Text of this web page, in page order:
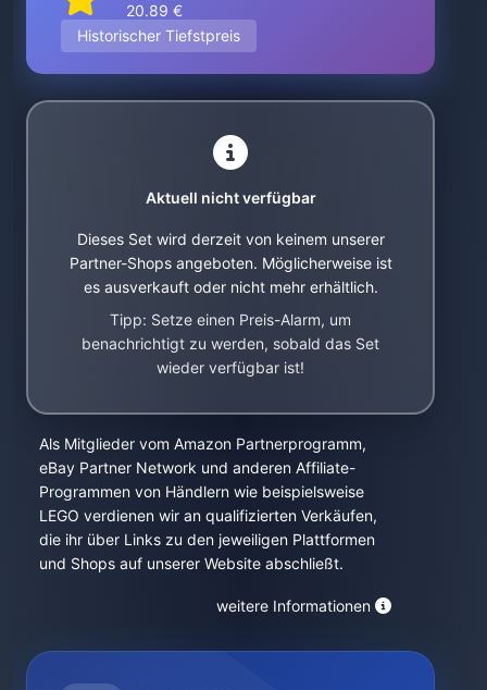
20.89 €
Historischer Tiefstpreis
Aktuell nicht verfügbar
Dieses Set wird derzeit von keinem unserer
Partner-Shops angeboten. Möglicherweise ist
es ausverkauft oder nicht mehr erhältlich.
Tipp: Setze einen Preis-Alarm, um
benachrichtigt zu werden, sobald das Set
wieder verfügbar ist!
Als Mitglieder vom Amazon Partnerprogramm,
eBay Partner Network und anderen Affiliate-
Programmen von Händlern wie beispielsweise
LEGO verdienen wir an qualifizierten Verkäufen,
die ihr über Links zu den jeweiligen Plattformen
und Shops auf unserer Website abschließt.
weitere Informationen